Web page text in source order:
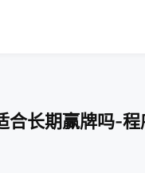
合长期赢牌吗-程